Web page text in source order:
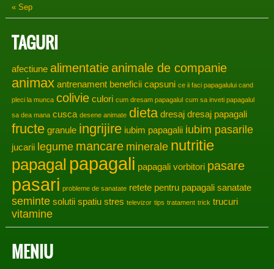
« Sep
TAGURI
afectiune alimentatieanimale de companie
animax antrenament beneficii capsuni ce ii faci papagalului cand
pleci la munca colivie culori cum dresam papagalul cum sa inveti papagalul
sa dea mana cusca desene animate dieta dresaj dresaj papagali
fructe granule ingrijire iubim papagalii iubim pasarile
jucarii legume mancare minerale nutritie
papagal papagali papagali vorbitori pasare
pasari probleme de sanatate retete pentru papagali sanatate
seminte solutii spatiu stres televizor tips tratament trick trucuri
vitamine
MENIU